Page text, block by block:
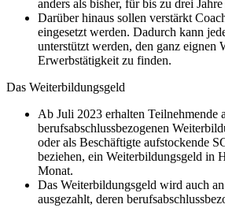
anders als bisher, für bis zu drei
Darüber hinaus sollen verstärkt
eingesetzt werden. Dadurch kann
unterstützt werden, den ganz eignen
Erwerbstätigkeit zu finden.
Das Weiterbildungsgeld
Ab Juli 2023 erhalten Teilnehmende
berufsabschlussbezogenen
oder als Beschäftigte aufstockende
beziehen, ein Weiterbildungsgeld in
Monat.
Das Weiterbildungsgeld wird auch
ausgezahlt, deren